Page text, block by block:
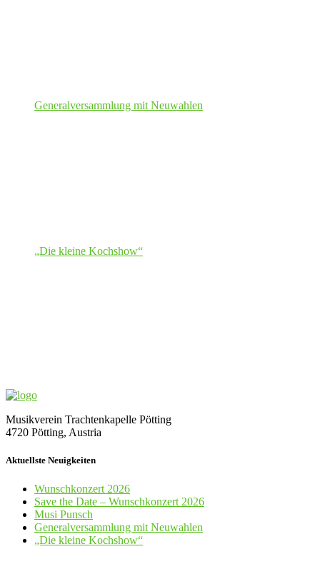
Generalversammlung mit Neuwahlen
„Die kleine Kochshow“
Musikverein Trachtenkapelle Pötting
4720 Pötting, Austria
Aktuellste Neuigkeiten
Wunschkonzert 2026
Save the Date – Wunschkonzert 2026
Musi Punsch
Generalversammlung mit Neuwahlen
„Die kleine Kochshow“